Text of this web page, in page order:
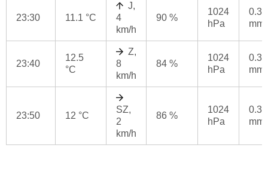
23:30 11.1 °C
J,
4
km/h
90 %
1024
hPa
0.3
mm
23:40
12.5
°C
Z,
8
km/h
84 %
1024
hPa
0.3
mm
23:50 12 °C
SZ,
2
km/h
86 %
1024
hPa
0.3
mm